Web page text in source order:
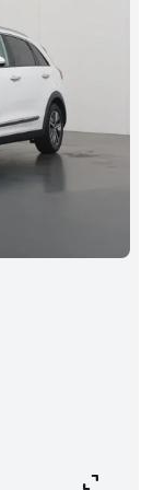
expand_content